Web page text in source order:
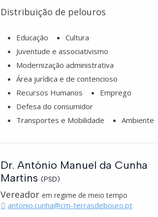
Distribuição de pelouros
Educação
Cultura
Juventude e associativismo
Modernização administrativa
Área jurídica e de contencioso
Recursos Humanos
Emprego
Defesa do consumidor
Transportes e Mobilidade
Ambiente
Dr. António Manuel da Cunha
Martins (PSD)
Vereador em regime de meio tempo
antonio.cunha@cm-terrasdebouro.pt